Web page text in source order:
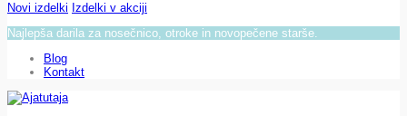
Novi izdelki Izdelki v akciji
Najlepša darila za nosečnico, otroke in novopečene starše.
Blog
Kontakt